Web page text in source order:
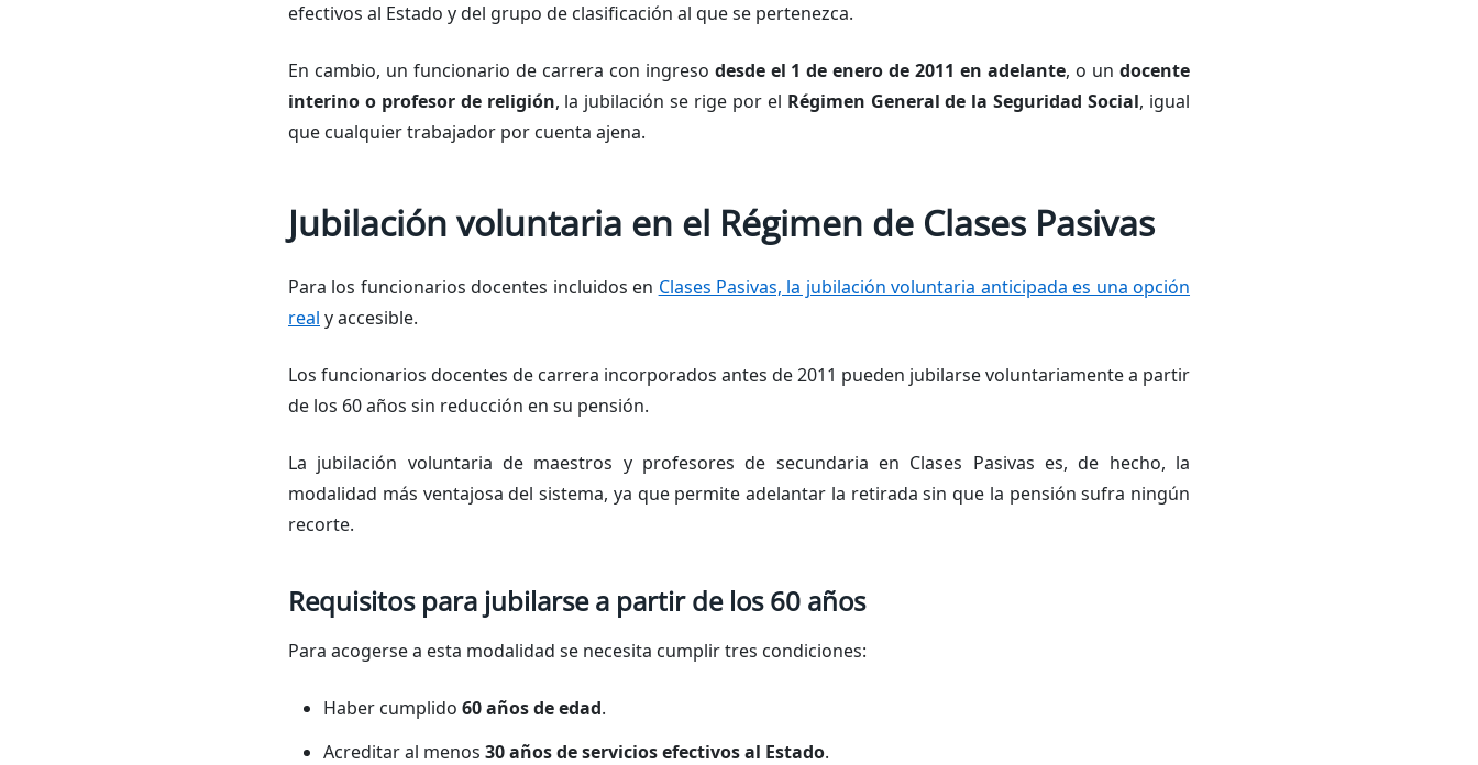
efectivos al Estado y del grupo de clasificación al que se pertenezca.
En cambio, un funcionario de carrera con ingreso desde el 1 de enero de 2011 en adelante, o undocente
interino o profesor de religión, la jubilación se rige por el Régimen General de la Seguridad Social, igual
que cualquier trabajador por cuenta ajena.
Jubilación voluntaria en el Régimen de Clases Pasivas
Para los funcionarios docentes incluidos en Clases Pasivas, la jubilación voluntaria anticipada es una opción
real y accesible.
Los funcionarios docentes de carrera incorporados antes de 2011 pueden jubilarse voluntariamente a partir
de los 60 años sin reducción en su pensión.
La jubilación voluntaria de maestros y profesores de secundaria en Clases Pasivas es, de hecho, la
modalidad más ventajosa del sistema, ya que permite adelantar la retirada sin que la pensión sufra ningún
recorte.
Requisitos para jubilarse a partir de los 60 años
Para acogerse a esta modalidad se necesita cumplir tres condiciones:
Haber cumplido 60 años de edad.
Acreditar al menos 30 años de servicios efectivos al Estado.